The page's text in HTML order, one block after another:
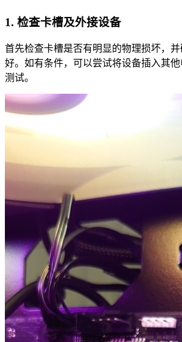
1. 检查卡槽及外接设备
首先检查卡槽是否有明显的物理损坏，
好。如有条件，可以尝试将设备插入其
测试。